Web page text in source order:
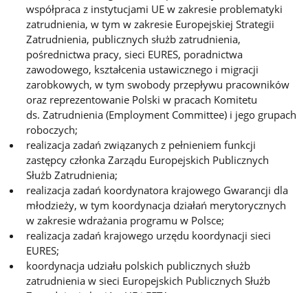
współpraca z instytucjami UE w zakresie problematyki
zatrudnienia, w tym w zakresie Europejskiej Strategii
Zatrudnienia, publicznych służb zatrudnienia,
pośrednictwa pracy, sieci EURES, poradnictwa
zawodowego, kształcenia ustawicznego i migracji
zarobkowych, w tym swobody przepływu pracowników
oraz reprezentowanie Polski w pracach Komitetu
ds. Zatrudnienia (Employment Committee) i jego grupach
roboczych;
realizacja zadań związanych z pełnieniem funkcji
zastępcy członka Zarządu Europejskich Publicznych
Służb Zatrudnienia;
realizacja zadań koordynatora krajowego Gwarancji dla
młodzieży, w tym koordynacja działań merytorycznych
w zakresie wdrażania programu w Polsce;
realizacja zadań krajowego urzędu koordynacji sieci
EURES;
koordynacja udziału polskich publicznych służb
zatrudnienia w sieci Europejskich Publicznych Służb